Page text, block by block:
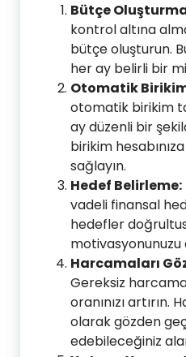
Bütçe
kontrol altına
bütçe oluşturun.
her ay belirli bir
Otomatik
otomatik birikim
ay düzenli bir
birikim
sağlayın.
Hedef Belirleme:
vadeli finansal
hedefler
motivasyonunuzu
Harcamaları
Gereksiz
oranınızı artırın.
olarak gözden
edebileceğiniz